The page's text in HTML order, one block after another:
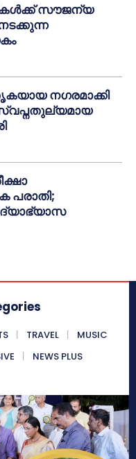
സൗജന്യ
നഗരമാക്കി
സ്വപ്നതുല്യമായ
TRAVEL
MUSIC
NEWS PLUS